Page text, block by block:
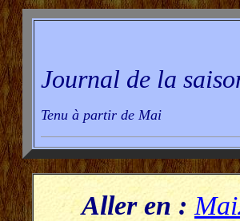
Journal de la
Tenu à partir de Mai
Aller en :